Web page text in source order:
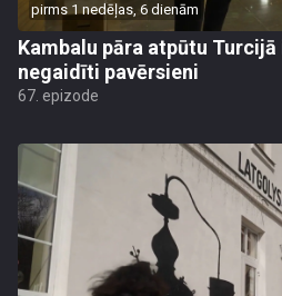
pirms 1 nedēļas, 6 dienām
Kambalu pāra atpūtu
negaidīti pavērsieni
67. epizode